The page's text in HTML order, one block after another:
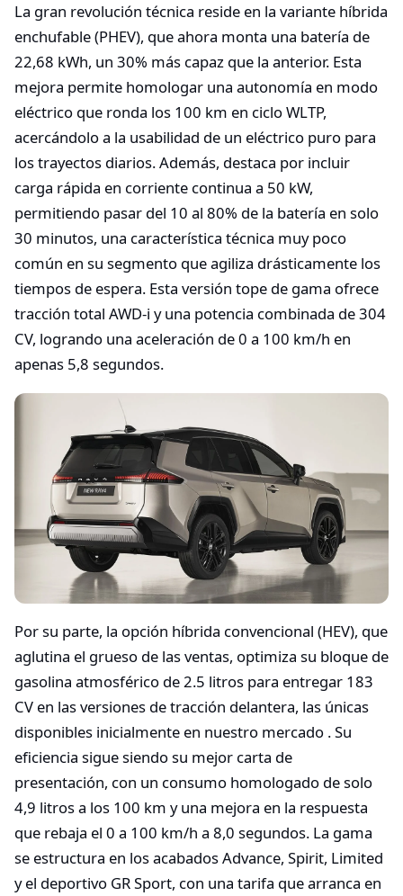
La gran revolución técnica reside en la variante híbrida
enchufable (PHEV), que ahora monta una batería de
22,68 kWh, un 30% más capaz que la anterior. Esta
mejora permite homologar una autonomía en modo
eléctrico que ronda los 100 km en ciclo WLTP,
acercándolo a la usabilidad de un eléctrico puro para
los trayectos diarios. Además, destaca por incluir
carga rápida en corriente continua a 50 kW,
permitiendo pasar del 10 al 80% de la batería en solo
30 minutos, una característica técnica muy poco
común en su segmento que agiliza drásticamente los
tiempos de espera. Esta versión tope de gama ofrece
tracción total AWD-i y una potencia combinada de 304
CV, logrando una aceleración de 0 a 100 km/h en
apenas 5,8 segundos.
Por su parte, la opción híbrida convencional (HEV), que
aglutina el grueso de las ventas, optimiza su bloque de
gasolina atmosférico de 2.5 litros para entregar 183
CV en las versiones de tracción delantera, las únicas
disponibles inicialmente en nuestro mercado . Su
eficiencia sigue siendo su mejor carta de
presentación, con un consumo homologado de solo
4,9 litros a los 100 km y una mejora en la respuesta
que rebaja el 0 a 100 km/h a 8,0 segundos. La gama
se estructura en los acabados Advance, Spirit, Limited
y el deportivo GR Sport, con una tarifa que arranca en